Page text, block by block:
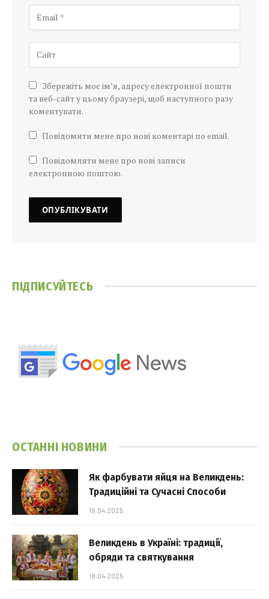
Збережіть моє ім’я, адресу електронної пошти
та веб-сайт у цьому браузері, щоб наступного разу
коментувати.
Повідомити мене про нові коментарі по email.
Повідомляти мене про нові записи
електронною поштою.
ПІДПИСУЙТЕСЬ
ОСТАННІ НОВИНИ
Як фарбувати яйця на Великдень:
Традиційні та Сучасні Способи
18.04.2025
Великдень в Україні: традиції,
обряди та святкування
18.04.2025